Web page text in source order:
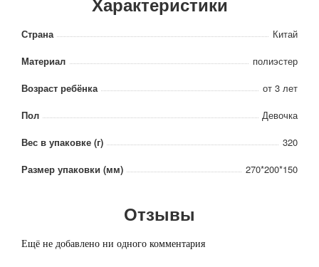
Страна
Китай
Материал
полиэстер
Возраст ребёнка
от 3 лет
Пол
Девочка
Вес в упаковке (г)
320
Размер упаковки (мм)
270*200*150
Отзывы
Ещё не добавлено ни одного комментария